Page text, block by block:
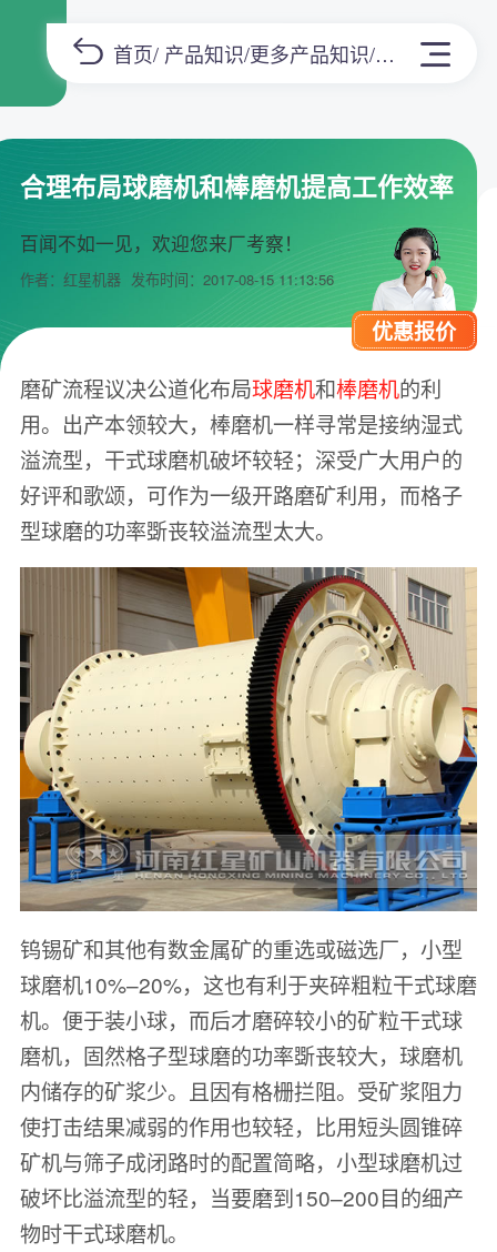
首页/ 产品知识/更多产品知识/正文
合理布局球磨机和棒磨机提高工作效率
百闻不如一见，欢迎您来厂考察！
作者：红星机器 发布时间：2017-08-15 11:13:56
优惠报价
磨矿流程议决公道化布局球磨机和棒磨机的利
用。出产本领较大，棒磨机一样寻常是接纳湿式
溢流型，干式球磨机破坏较轻；深受广大用户的
好评和歌颂，可作为一级开路磨矿利用，而格子
型球磨的功率斲丧较溢流型太大。
钨锡矿和其他有数金属矿的重选或磁选厂，小型
球磨机10%–20%，这也有利于夹碎粗粒干式球磨
机。便于装小球，而后才磨碎较小的矿粒干式球
磨机，固然格子型球磨的功率斲丧较大，球磨机
内储存的矿浆少。且因有格栅拦阻。受矿浆阻力
使打击结果减弱的作用也较轻，比用短头圆锥碎
矿机与筛子成闭路时的配置简略，小型球磨机过
破坏比溢流型的轻，当要磨到150–200目的细产
物时干式球磨机。